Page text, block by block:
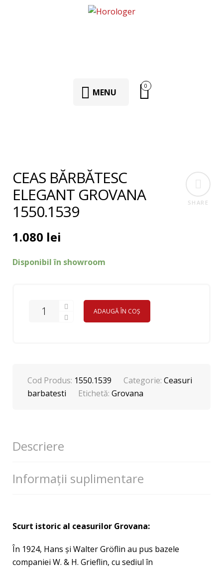
MENU
0
SHARE
CEAS BĂRBĂTESC
ELEGANT GROVANA
1550.1539
1.080 lei
Disponibil în showroom
ADAUGĂ ÎN COȘ
Cod Produs: 1550.1539 Categorie: Ceasuri
barbatesti
Etichetă: Grovana
Descriere
Informații suplimentare
Scurt istoric al ceasurilor Grovana:
În 1924, Hans şi Walter Gröflin au pus bazele
companiei W. & H. Grieflin, cu sediul în